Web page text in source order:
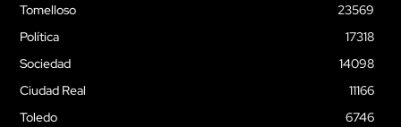
Tomelloso
23569
Política
17318
Sociedad
14098
Ciudad Real
11166
Toledo
6746